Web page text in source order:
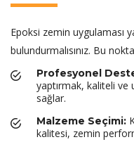
Epoksi zemin uygulaması
bulundurmalısınız. Bu
Profesyonel
yaptırmak, kaliteli
sağlar.
Malzeme Seçimi:
kalitesi, zemin